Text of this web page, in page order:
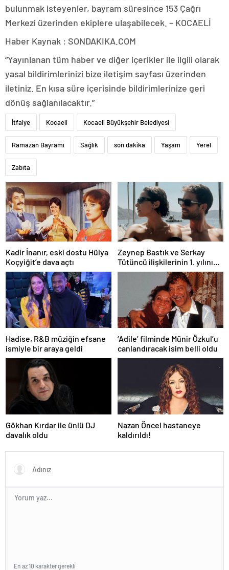
bulunmak isteyenler, bayram süresince 153 Çağrı
Merkezi üzerinden ekiplere ulaşabilecek. – KOCAELİ
Haber Kaynak : SONDAKIKA.COM
“Yayınlanan tüm haber ve diğer içerikler ile ilgili olarak
yasal bildirimlerinizi bize iletişim sayfası üzerinden
iletiniz. En kısa süre içerisinde bildirimlerinize geri
dönüş sağlanılacaktır.”
İtfaiye Kocaeli Kocaeli Büyükşehir Belediyesi
Ramazan Bayramı Sağlık son dakika Yaşam Yerel
Zabıta
Kadir İnanır, eski dostu Hülya
Koçyiğit’e dava açtı
Zeynep Bastık ve Serkay
Tütüncü ilişkilerinin 1. yılını
kutladı
Hadise, R&B müziğin efsane
ismiyle bir araya geldi
‘Adile’ filminde Münir Özkul’u
canlandıracak isim belli oldu
Gökhan Kırdar ile ünlü DJ
davalık oldu
Nazan Öncel hastaneye
kaldırıldı!
En az 10 karakter gerekli